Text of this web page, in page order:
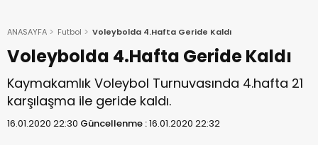
ANASAYFA Futbol Voleybolda 4.Hafta Geride Kaldı
Voleybolda 4.Hafta Geride Kaldı
Kaymakamlık Voleybol Turnuvasında 4.hafta 21
karşılaşma ile geride kaldı.
16.01.2020 22:30 Güncellenme :16.01.2020 22:32